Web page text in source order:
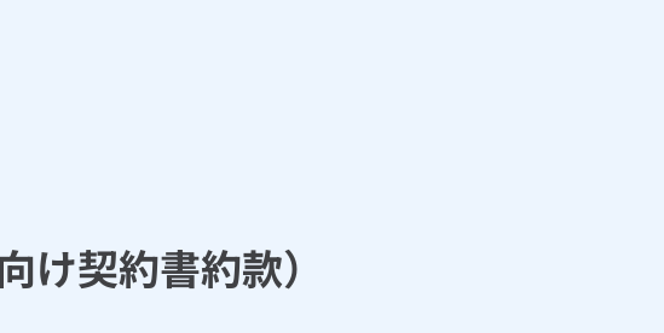
け契約書約款）